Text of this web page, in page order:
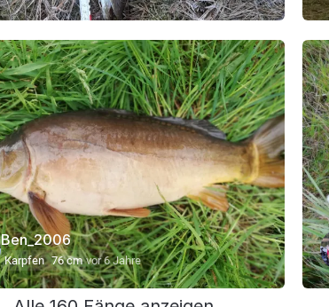
Ben_2006
Karpfen 76 cm vor 6 Jahre